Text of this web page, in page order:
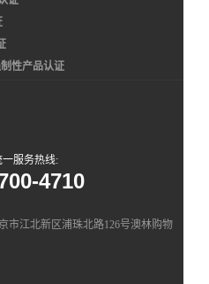
性产品认证
一服务热线:
4710
市江北新区浦珠北路126号澳林购物